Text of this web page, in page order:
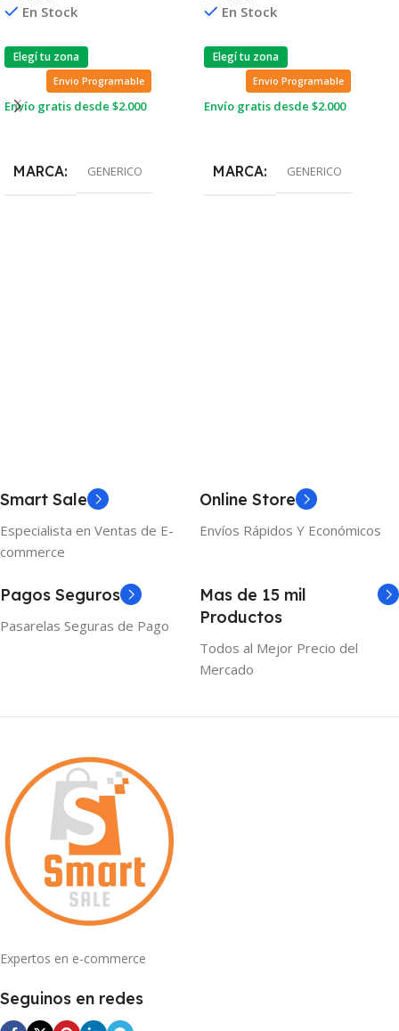
En Stock
Elegí tu zona
Envio Programable
Envío gratis desde $2.000
MARCA GENERICO
En Stock
Elegí tu zona
Envio Programable
Envío gratis desde $2.000
MARCA GENERICO
Smart Sale
Especialista en Ventas de E-
commerce
Online Store
Envíos Rápidos Y Económicos
Pagos Seguros
Pasarelas Seguras de Pago
Mas de 15 mil
Productos
Todos al Mejor Precio del
Mercado
Expertos en e-commerce
Seguinos en redes